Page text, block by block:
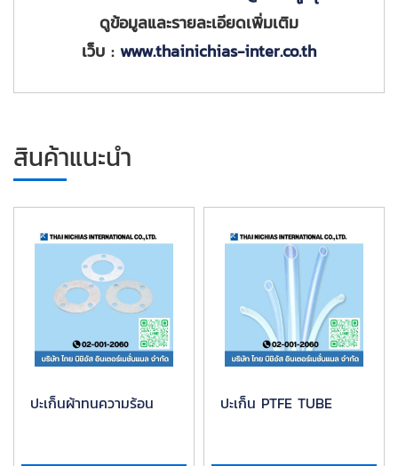
ดูข้อมูลและรายละเอียดเพิ่มเติม
เว็บ : www.thainichias-inter.co.th
สินค้าแนะนำ
ปะเก็นผ้าทนความร้อน ปะเก็น PTFE TUBE